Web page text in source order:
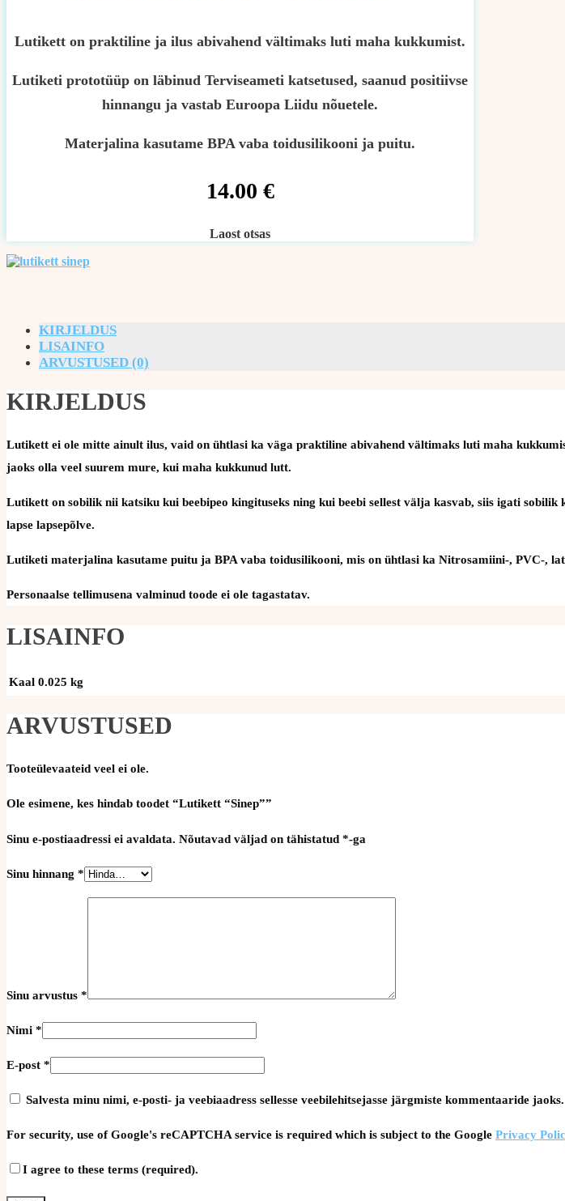
Lutikett on praktiline ja ilus abivahend vältimaks luti maha kukkumist.
Lutiketi prototüüp on läbinud Terviseameti katsetused, saanud positiivse
hinnangu ja vastab Euroopa Liidu nõuetele.
Materjalina kasutame BPA vaba toidusilikooni ja puitu.
14.00 €
Laost otsas
KIRJELDUS
LISAINFO
ARVUSTUSED (0)
KIRJELDUS
Lutikett ei ole mitte ainult ilus, vaid on ühtlasi ka väga praktiline abivahend vältimaks luti maha
jaoks olla veel suurem mure, kui maha kukkunud lutt.
Lutikett on sobilik nii katsiku kui beebipeo kingituseks ning kui beebi sellest välja kasvab, siis igati sobilik
lapse lapsepõlve.
Lutiketi materjalina kasutame puitu ja BPA vaba toidusilikooni, mis on ühtlasi ka Nitrosamiini-, PVC-,
Personaalse tellimusena valminud toode ei ole tagastatav.
LISAINFO
Kaal 0.025 kg
ARVUSTUSED
Tooteülevaateid veel ei ole.
Ole esimene, kes hindab toodet “Lutikett “Sinep””
Sinu e-postiaadressi ei avaldata. Nõutavad väljad on tähistatud *-ga
Sinu hinnang *
Sinu arvustus *
Nimi *
E-post *
Salvesta minu nimi, e-posti- ja veebiaadress sellesse veebilehitsejasse järgmiste kommentaaride jaoks.
For security, use of Google's reCAPTCHA service is required which is subject to the Google Privacy
I agree to these terms (required).